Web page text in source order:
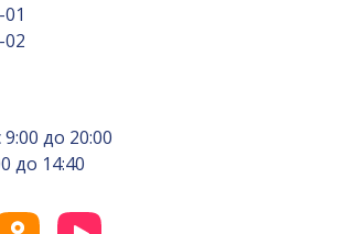
02
до 20:00
до 14:40